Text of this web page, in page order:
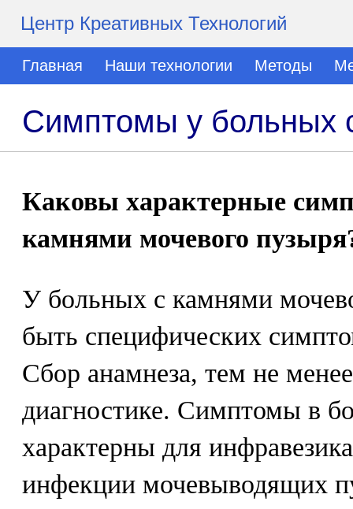
Центр Креативных Технологий
Главная Наши технологии Методы
Симптомы у больных
Каковы характерные
камнями мочевого
У больных с камнями
быть специфических
Сбор анамнеза, тем не
диагностике. Симптомы в
характерны для
инфекции мочевыводящих